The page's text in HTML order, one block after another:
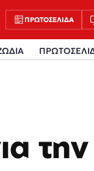
ΠΡΩΤΟΣΈΛΙΔΑ
την